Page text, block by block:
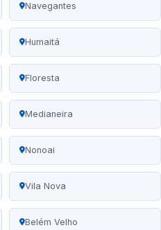
Navegantes
Humaitá
Floresta
Medianeira
Nonoai
Vila Nova
Belém Velho